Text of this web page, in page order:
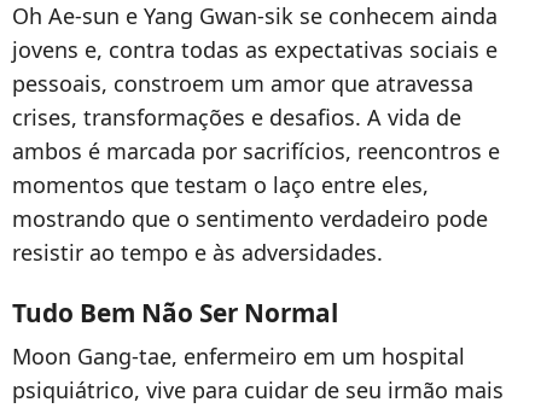
Oh Ae-sun e Yang Gwan-sik se conhecem ainda
jovens e, contra todas as expectativas sociais e
pessoais, constroem um amor que atravessa
crises, transformações e desafios. A vida de
ambos é marcada por sacrifícios, reencontros e
momentos que testam o laço entre eles,
mostrando que o sentimento verdadeiro pode
resistir ao tempo e às adversidades.
Tudo Bem Não Ser Normal
Moon Gang-tae, enfermeiro em um hospital
psiquiátrico, vive para cuidar de seu irmão mais